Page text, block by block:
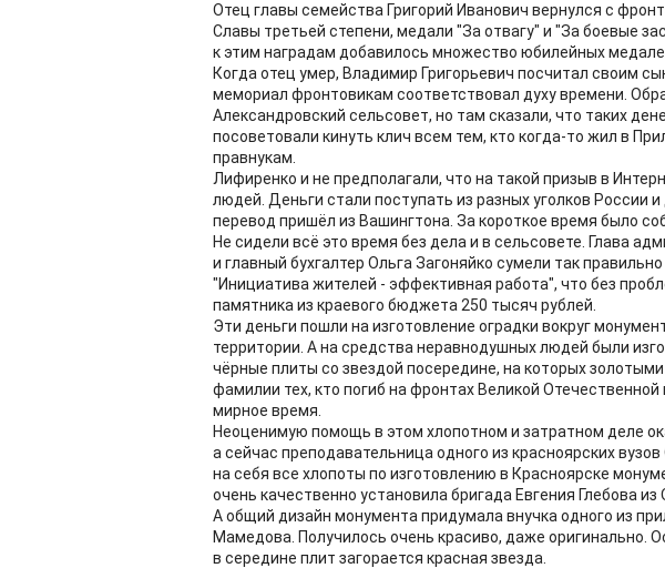
Отец главы семейства Григорий Иванович вернулся с
Славы третьей степени, медали "За отвагу" и "За боевые
к этим наградам добавилось множество юбилейных
Когда отец умер, Владимир Григорьевич посчитал своим
мемориал фронтовикам соответствовал духу времени.
Александровский сельсовет, но там сказали, что таких
посоветовали кинуть клич всем тем, кто когда-то жил в
правнукам.
Лифиренко и не предполагали, что на такой призыв в
людей. Деньги стали поступать из разных уголков России
перевод пришёл из Вашингтона. За короткое время было
Не сидели всё это время без дела и в сельсовете. Глава
и главный бухгалтер Ольга Загоняйко сумели так
"Инициатива жителей - эффективная работа", что без
памятника из краевого бюджета 250 тысяч рублей.
Эти деньги пошли на изготовление оградки вокруг
территории. А на средства неравнодушных людей были
чёрные плиты со звездой посередине, на которых
фамилии тех, кто погиб на фронтах Великой Отечественной
мирное время.
Неоценимую помощь в этом хлопотном и затратном деле
а сейчас преподавательница одного из красноярских
на себя все хлопоты по изготовлению в Красноярске
очень качественно установила бригада Евгения Глебова
А общий дизайн монумента придумала внучка одного из
Мамедова. Получилось очень красиво, даже оригинально.
в середине плит загорается красная звезда.